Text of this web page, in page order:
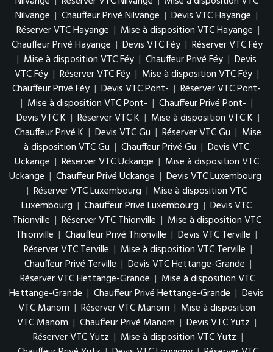
Nilvange | Chauffeur Privé Nilvange | Devis VTC Hayange |
Réserver VTC Hayange | Mise à disposition VTC Hayange |
Chauffeur Privé Hayange | Devis VTC Féy | Réserver VTC Féy
| Mise à disposition VTC Féy | Chauffeur Privé Féy | Devis
VTC Féy | Réserver VTC Féy | Mise à disposition VTC Féy |
Chauffeur Privé Féy | Devis VTC Pont- | Réserver VTC Pont-
| Mise à disposition VTC Pont- | Chauffeur Privé Pont- |
Devis VTC K | Réserver VTC K | Mise à disposition VTC K |
Chauffeur Privé K | Devis VTC Gu | Réserver VTC Gu | Mise
à disposition VTC Gu | Chauffeur Privé Gu | Devis VTC
Uckange | Réserver VTC Uckange | Mise à disposition VTC
Uckange | Chauffeur Privé Uckange | Devis VTC Luxembourg
| Réserver VTC Luxembourg | Mise à disposition VTC
Luxembourg | Chauffeur Privé Luxembourg | Devis VTC
Thionville | Réserver VTC Thionville | Mise à disposition VTC
Thionville | Chauffeur Privé Thionville | Devis VTC Terville |
Réserver VTC Terville | Mise à disposition VTC Terville |
Chauffeur Privé Terville | Devis VTC Hettange-Grande |
Réserver VTC Hettange-Grande | Mise à disposition VTC
Hettange-Grande | Chauffeur Privé Hettange-Grande | Devis
VTC Manom | Réserver VTC Manom | Mise à disposition
VTC Manom | Chauffeur Privé Manom | Devis VTC Yutz |
Réserver VTC Yutz | Mise à disposition VTC Yutz |